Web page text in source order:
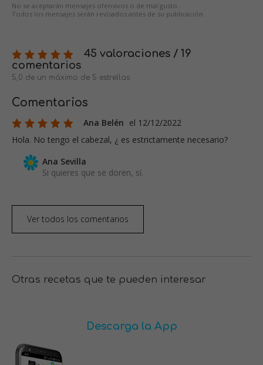
No se aceptarán mensajes ofensivos o de mal gusto.
Todos los mensajes serán revisados antes de su publicación.
45 valoraciones / 19
comentarios
5,0 de un máximo de 5 estrellas
Comentarios
Ana Belén el 12/12/2022
Hola. No tengo el cabezal, ¿ es estrictamente necesario?
Ana Sevilla
Si quieres que se doren, sí.
Ver todos los comentarios
Otras recetas que te pueden interesar
Descarga la App